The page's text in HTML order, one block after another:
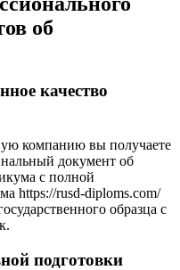
об
качество
компанию вы получаете
документ об
с полной
https://rusd-diploms.com/
образца с
подготовки